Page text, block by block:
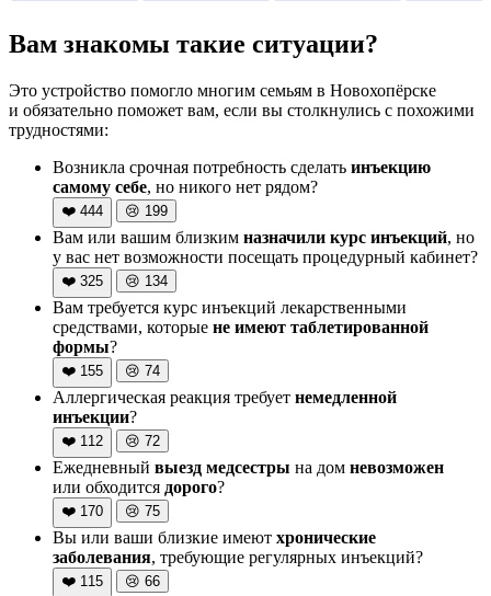
Вам знакомы такие ситуации?
Это устройство помогло многим семьям в Новохопёрске
и обязательно поможет вам, если вы столкнулись с похожими
трудностями:
Возникла срочная потребность сделать инъекцию
самому себе, но никого нет рядом?
❤️ 444 😢 199
Вам или вашим близким назначили курс инъекций, но
у вас нет возможности посещать процедурный кабинет?
❤️ 325 😢 134
Вам требуется курс инъекций лекарственными
средствами, которые не имеют таблетированной
формы?
❤️ 155 😢 74
Аллергическая реакция требует немедленной
инъекции?
❤️ 112 😢 72
Ежедневный выезд медсестры на дом невозможен
или обходится дорого?
❤️ 170 😢 75
Вы или ваши близкие имеют хронические
заболевания, требующие регулярных инъекций?
❤️ 115 😢 66